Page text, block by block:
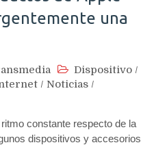
una
Dispositivo /
/ Noticias /
constante respecto de la
dispositivos y accesorios